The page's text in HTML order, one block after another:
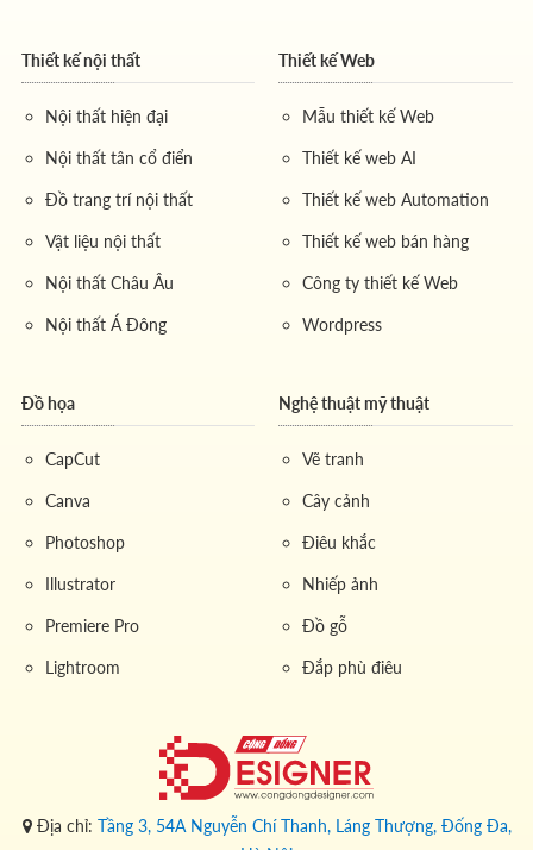
Thiết kế nội thất
Nội thất hiện đại
Nội thất tân cổ điển
Đồ trang trí nội thất
Vật liệu nội thất
Nội thất Châu Âu
Nội thất Á Đông
Thiết kế Web
Mẫu thiết kế Web
Thiết kế web AI
Thiết kế web Automation
Thiết kế web bán hàng
Công ty thiết kế Web
Wordpress
Đồ họa
CapCut
Canva
Photoshop
Illustrator
Premiere Pro
Lightroom
Nghệ thuật mỹ thuật
Vẽ tranh
Cây cảnh
Điêu khắc
Nhiếp ảnh
Đồ gỗ
Đắp phù điêu
Địa chỉ: Tầng 3, 54A Nguyễn Chí Thanh, Láng Thượng, Đống Đa,